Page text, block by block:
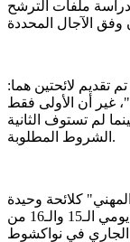
دراسة ملفات الترشح
تقديم لائحتين هما:
غير أن الأولى فقط
لم تستوف الثانية
الشروط المطلوبة.
كلائحة وحيدة
مترشحة لعرضها على المؤتمر المقرر تنظيمه يومي الـ15 والـ16 من